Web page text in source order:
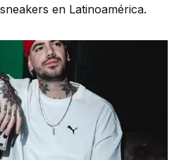
en Latinoamérica.